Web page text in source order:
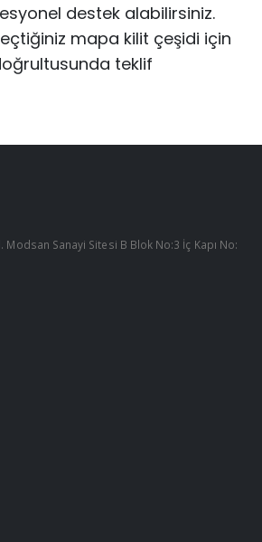
destek alabilirsiniz.
mapa kilit çeşidi için
teklif
Modsan Sanayi Sitesi B Blok No:3 İç Kapı No: